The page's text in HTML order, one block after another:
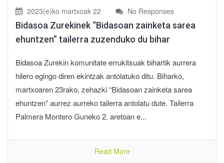
2023(e)ko martxoak 22 No Responses
Bidasoa Zurekinek “Bidasoan zainketa sarea
ehuntzen” tailerra zuzenduko du bihar
Bidasoa Zurekin komunitate errukitsuak bihartik aurrera
hilero egingo diren ekintzak antolatuko ditu. Biharko,
martxoaren 23rako, zehazki “Bidasoan zainketa sarea
ehuntzen” aurrez aurreko tailerra antolatu dute. Tailerra
Palmera Montero Guneko 2. aretoan e...
Read More